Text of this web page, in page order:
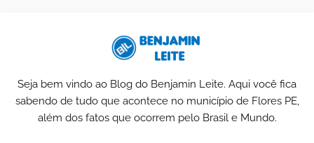
Seja bem vindo ao Blog do Benjamin Leite. Aqui você fica
sabendo de tudo que acontece no município de Flores PE,
além dos fatos que ocorrem pelo Brasil e Mundo.